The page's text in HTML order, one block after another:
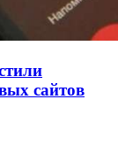
сайтов